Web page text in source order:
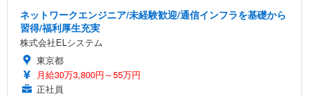
ネットワークエンジニア/未経験歓迎/通信インフラを基礎から
習得/福利厚生充実
株式会社ELシステム
東京都
月給30万3,800円～55万円
正社員